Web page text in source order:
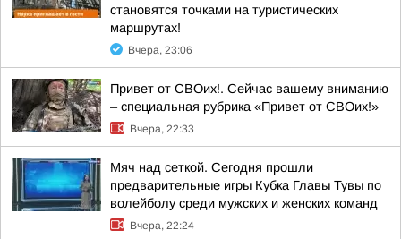
становятся точками на туристических
маршрутах!
Вчера, 23:06
Привет от СВОих!. Сейчас вашему вниманию
– специальная рубрика «Привет от СВОих!»
Вчера, 22:33
Мяч над сеткой. Сегодня прошли
предварительные игры Кубка Главы Тувы по
волейболу среди мужских и женских команд
Вчера, 22:24